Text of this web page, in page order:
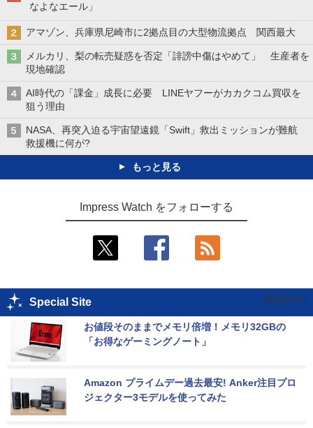
なよなエール」
アマゾン、兵庫県尼崎市に2拠点目の大型物流拠点 関西最大
メルカリ、梨の転売疑惑を否定「誹謗中傷はやめて」 生産者を
現地確認
AI時代の「課金」成長に必要 LINEヤフーがカカクコム買収を
狙う理由
NASA、再突入迫る宇宙望遠鏡「Swift」救出ミッションが難航
救援機に何が?
もっと見る
Impress Watch をフォローする
Special Site
お値段そのままでメモリ倍増！メモリ32GBの
「お得なゲーミングノート」
Amazon プライムデー過去最安! Anker注目プロ
ジェクター3モデルを使ってみた